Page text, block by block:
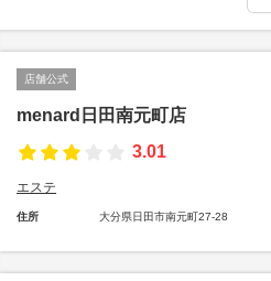
店舗公式
menard日田南元町店
3.01
エステ
住所 大分県日田市南元町27-28